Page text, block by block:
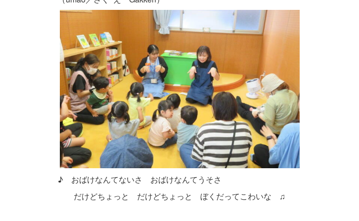
♪ おばけなんてないさ おばけなんてうそさ
だけどちょっと だけどちょっと ぼくだってこわいな ♫